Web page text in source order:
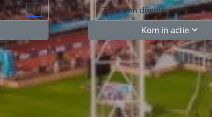
Kom in actie